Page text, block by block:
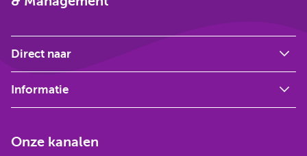
Direct naar
Informatie
Onze kanalen